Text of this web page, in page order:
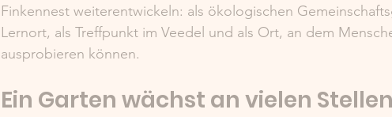
Finkennest weiterentwickeln: als ökologischen
Lernort, als Treffpunkt im Veedel und als Ort, an dem
ausprobieren können.
Ein Garten wächst an vielen Stellen